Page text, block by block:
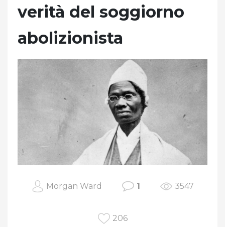
verità del soggiorno
abolizionista
Morgan Ward 1 3547
206